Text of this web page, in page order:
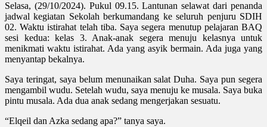
Selasa, (29/10/2024). Pukul 09.15. Lantunan selawat dari penanda
jadwal kegiatan Sekolah berkumandang ke seluruh penjuru SDIH
02. Waktu istirahat telah tiba. Saya segera menutup pelajaran BAQ
sesi kedua: kelas 3. Anak-anak segera menuju kelasnya untuk
menikmati waktu istirahat. Ada yang asyik bermain. Ada juga yang
menyantap bekalnya.
Saya teringat, saya belum menunaikan salat Duha. Saya pun segera
mengambil wudu. Setelah wudu, saya menuju ke musala. Saya buka
pintu musala. Ada dua anak sedang mengerjakan sesuatu.
“Elqeil dan Azka sedang apa?” tanya saya.